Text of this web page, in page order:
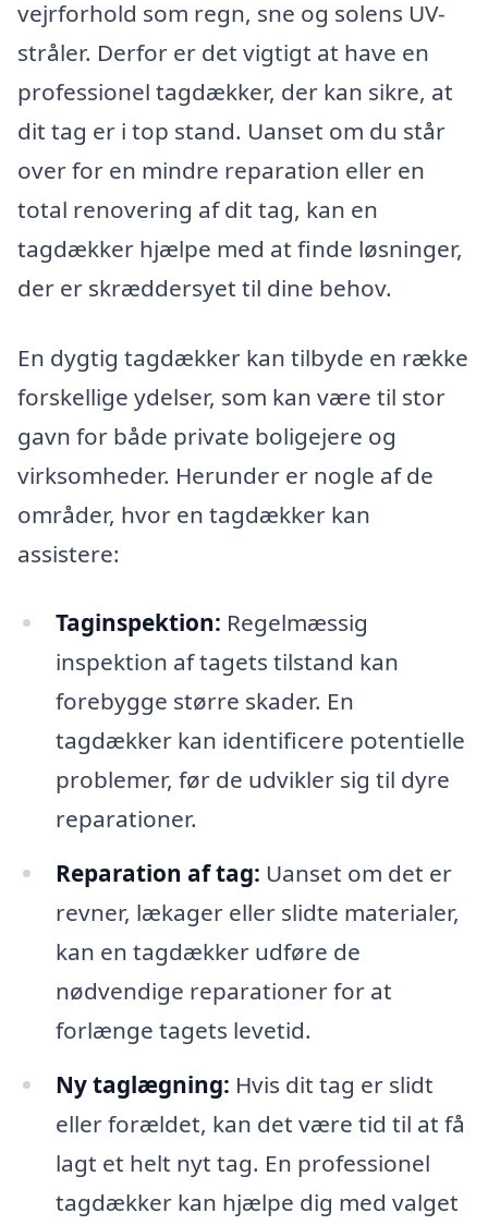
vejrforhold som regn, sne og solens UV-
stråler. Derfor er det vigtigt at have en
professionel tagdækker, der kan sikre, at
dit tag er i top stand. Uanset om du står
over for en mindre reparation eller en
total renovering af dit tag, kan en
tagdækker hjælpe med at finde løsninger,
der er skræddersyet til dine behov.
En dygtig tagdækker kan tilbyde en række
forskellige ydelser, som kan være til stor
gavn for både private boligejere og
virksomheder. Herunder er nogle af de
områder, hvor en tagdækker kan
assistere:
Taginspektion: Regelmæssig
inspektion af tagets tilstand kan
forebygge større skader. En
tagdækker kan identificere potentielle
problemer, før de udvikler sig til dyre
reparationer.
Reparation af tag: Uanset om det er
revner, lækager eller slidte materialer,
kan en tagdækker udføre de
nødvendige reparationer for at
forlænge tagets levetid.
Ny taglægning: Hvis dit tag er slidt
eller forældet, kan det være tid til at få
lagt et helt nyt tag. En professionel
tagdækker kan hjælpe dig med valget